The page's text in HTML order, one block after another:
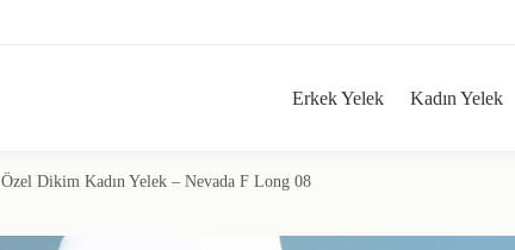
Erkek Yelek Kadın Yelek
Özel Dikim Kadın Yelek – Nevada F Long 08